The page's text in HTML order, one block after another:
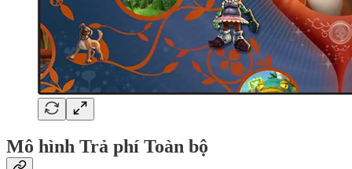
Mô hình Trả phí Toàn bộ